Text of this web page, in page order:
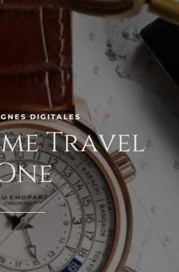
DIGITALES
Travel